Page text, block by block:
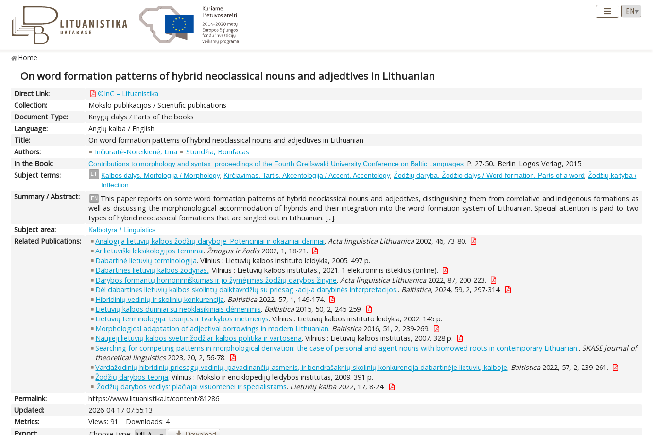
Home
On word formation patterns of hybrid neoclassical nouns and adjedtives in Lithuanian
Direct Link:
©InC – Lituanistika
Collection:
Mokslo publikacijos / Scientific publications
Document Type:
Knygų dalys / Parts of the books
Language:
Anglų kalba / English
Title:
On word formation patterns of hybrid neoclassical nouns and adjedtives in Lithuanian
Authors:
Inčiuraitė-Noreikienė, Lina
Stundžia, Bonifacas
In the Book:
Contributions to morphology and syntax: proceedings of the Fourth Greifswald University Conference on Baltic Languages. P. 27-50.. Berlin: Logos Verlag, 2015
Subject terms:
LT Kalbos dalys. Morfologija / Morphology; Kirčiavimas. Tartis. Akcentologija / Accent. Accentology;Žodžių daryba. Žodžio dalys / Word formation. Parts of a word;Žodžių kaityba /
Inflection.
Summary / Abstract: EN
This paper reports on some word formation patterns of hybrid neoclassical nouns and adjedtives, distinguishing them from correlative and indigenous formations as
well as discussing the morphonological accommodation of hybrids and their integration into the word formation system of Lithuanian. Special attention is paid to two
types of hybrid neoclassical formations that are singled out in Lithuanian. [...].
Subject area:
Kalbotyra / Linguistics
Related Publications: Analogija lietuvių kalbos žodžių daryboje. Potenciniai ir okaziniai dariniai. Acta linguistica Lithuanica2002, 46, 73-80.
Ar lietuviški leksikologijos terminai. Žmogus ir žodis2002, 1, 18-21.
Dabartinė lietuvių terminologija. Vilnius : Lietuvių kalbos instituto leidykla, 2005. 497 p.
Dabartinės lietuvių kalbos žodynas.. Vilnius : Lietuvių kalbos institutas., 2021. 1 elektroninis išteklius (online).
Darybos formantų homonimiškumas ir jo žymėjimas žodžių darybos žinyne. Acta linguistica Lithuanica2022, 87, 200-223.
Dėl dabartinės lietuvių kalbos skolintų daiktavrdžių su priesag -acij-a darybinės interpretacijos.. Baltistica, 2024, 59, 2, 297-314.
Hibridinių vedinių ir skolinių konkurencija. Baltistica2022, 57, 1, 149-174.
Lietuvių kalbos dūriniai su neoklasikiniais dėmenimis. Baltistica2015, 50, 2, 245-259.
Lietuvių terminologija: teorijos ir tvarkybos metmenys. Vilnius : Lietuvių kalbos instituto leidykla, 2002. 145 p.
Morphological adaptation of adjectival borrowings in modern Lithuanian. Baltistica2016, 51, 2, 239-269.
Naujieji lietuvių kalbos svetimžodžiai: kalbos politika ir vartosena. Vilnius : Lietuvių kalbos institutas, 2007. 328 p.
Searching for competing patterns in morphological derivation: the case of personal and agent nouns with borrowed roots in contemporary Lithuanian.. SKASE journal of
theoretical linguistics2023, 20, 2, 56-78.
Vardažodinių hibridinių priesagų vedinių, pavadinančių asmenis, ir bendrašaknių skolinių konkurencija dabartinėje lietuvių kalboje. Baltistica2022, 57, 2, 239-261.
Žodžių darybos teorija. Vilnius : Mokslo ir enciklopedijų leidybos institutas, 2009. 391 p.
'Žodžių darybos vedlys' plačiajai visuomenei ir specialistams. Lietuvių kalba2022, 17, 8-24.
Permalink:
https://www.lituanistika.lt/content/81286
Updated:
2026-04-17 07:55:13
Metrics:
Views: 91
Downloads: 4
Export: